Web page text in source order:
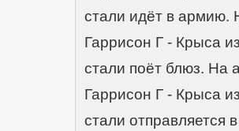
стали идёт в армию.
Гаррисон Г - Крыса
стали поёт блюз. На
Гаррисон Г - Крыса
стали отправляется